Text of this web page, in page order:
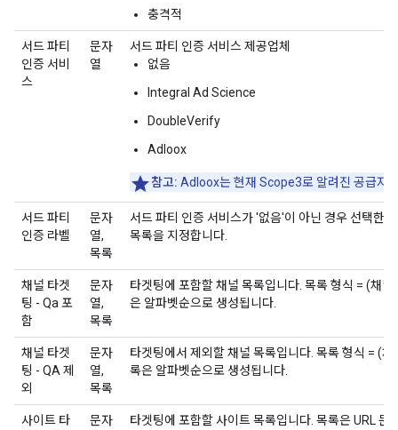
충격적
서드 파티
인증 서비
스
문자
열
서드 파티 인증 서비스 제공업체
없음
Integral Ad Science
DoubleVerify
Adloox
참고: Adloox는 현재 Scope3로 알려진 공급자
서드 파티
인증 라벨
문자
열,
목록
서드 파티 인증 서비스가 '없음'이 아닌 경우 선택한
목록을 지정합니다.
채널 타겟
팅 - Qa 포
함
문자
열,
목록
타겟팅에 포함할 채널 목록입니다. 목록 형식 = (채
은 알파벳순으로 생성됩니다.
채널 타겟
팅 - QA 제
외
문자
열,
목록
타겟팅에서 제외할 채널 목록입니다. 목록 형식 = (
록은 알파벳순으로 생성됩니다.
사이트 타
문자
타겟팅에 포함할 사이트 목록입니다. 목록은 URL 문